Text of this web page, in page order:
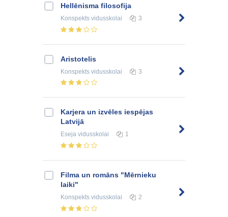
Hellēnisma filosofija
Konspekts vidusskolai 3
Aristotelis
Konspekts vidusskolai 3
Karjera un izvēles iespējas
Latvijā
Eseja vidusskolai 1
Filma un romāns "Mērnieku
laiki"
Konspekts vidusskolai 2